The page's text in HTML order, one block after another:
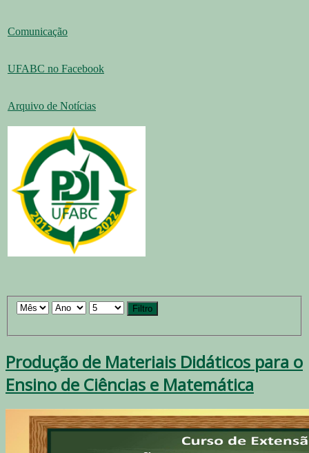
Comunicação
UFABC no Facebook
Arquivo de Notícias
Filtro
Produção de Materiais Didáticos para o
Ensino de Ciências e Matemática